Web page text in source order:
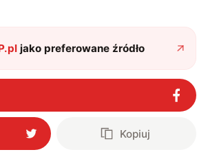
jako preferowane źródło
Kopiuj